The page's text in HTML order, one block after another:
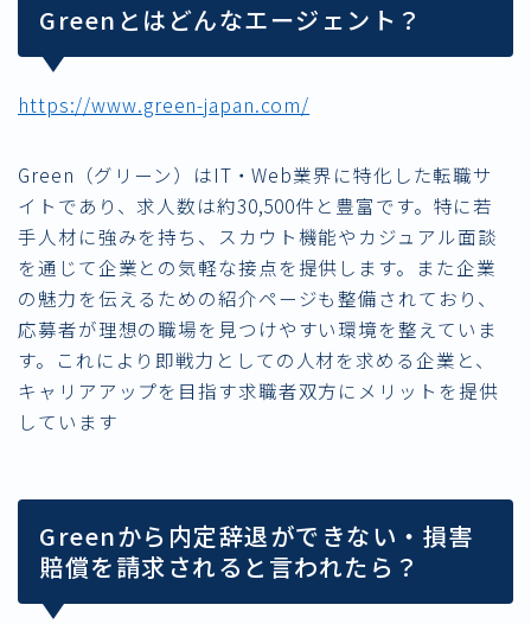
Greenとはどんなエージェント？
https://www.green-japan.com/
Green（グリーン）はIT・Web業界に特化した転職サ
イトであり、求人数は約30,500件と豊富です。特に若
手人材に強みを持ち、スカウト機能やカジュアル面談
を通じて企業との気軽な接点を提供します。また企業
の魅力を伝えるための紹介ページも整備されており、
応募者が理想の職場を見つけやすい環境を整えていま
す。これにより即戦力としての人材を求める企業と、
キャリアアップを目指す求職者双方にメリットを提供
しています
Greenから内定辞退ができない・損害
賠償を請求されると言われたら？